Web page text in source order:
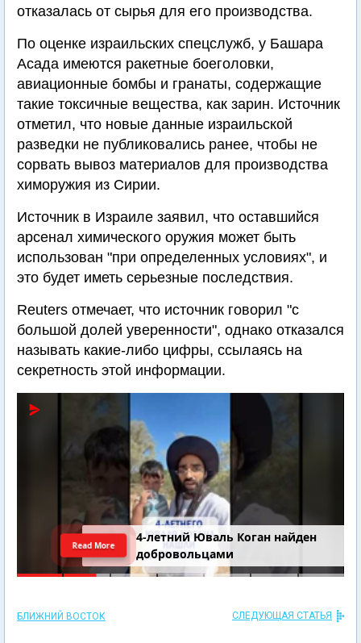
отказалась от сырья для его производства.
По оценке израильских спецслужб, у Башара
Асада имеются ракетные боеголовки,
авиационные бомбы и гранаты, содержащие
такие токсичные вещества, как зарин. Источник
отметил, что новые данные израильской
разведки не публиковались ранее, чтобы не
сорвать вывоз материалов для производства
химоружия из Сирии.
Источник в Израиле заявил, что оставшийся
арсенал химического оружия может быть
использован "при определенных условиях", и
это будет иметь серьезные последствия.
Reuters отмечает, что источник говорил "с
большой долей уверенности", однако отказался
называть какие-либо цифры, ссылаясь на
секретность этой информации.
4-летний Юваль Коган найден
добровольцами
Read More
БЛИЖНИЙ ВОСТОК СЛЕДУЮЩАЯ СТАТЬЯ